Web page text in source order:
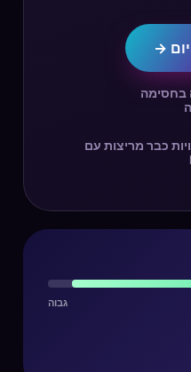
→
בחסימה
כבר מריצות עם
גבוה